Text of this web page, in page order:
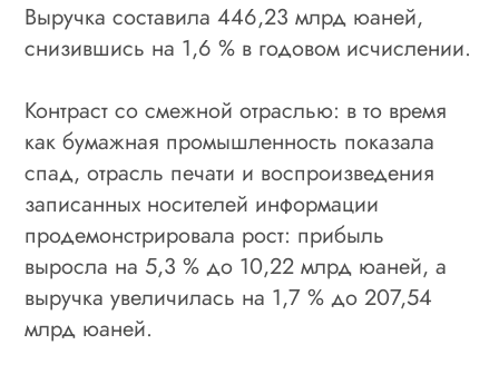
Выручка составила 446,23 млрд юаней,
снизившись на 1,6 % в годовом исчислении.
Контраст со смежной отраслью: в то время
как бумажная промышленность показала
спад, отрасль печати и воспроизведения
записанных носителей информации
продемонстрировала рост: прибыль
выросла на 5,3 % до 10,22 млрд юаней, а
выручка увеличилась на 1,7 % до 207,54
млрд юаней.